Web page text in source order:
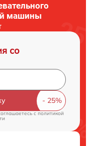
машины
со
c политикой